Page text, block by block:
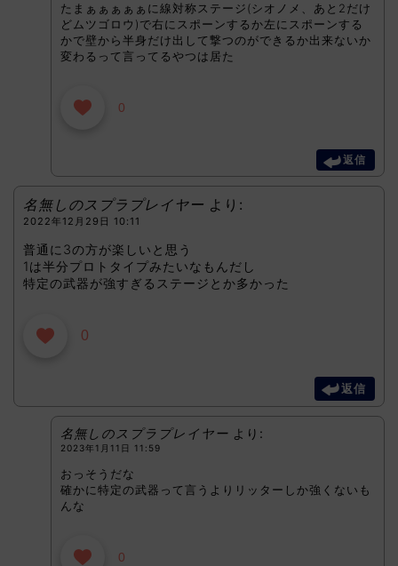
たまぁぁぁぁぁに線対称ステージ(シオノメ、あと2だけ
どムツゴロウ)で右にスポーンするか左にスポーンする
かで壁から半身だけ出して撃つのができるか出来ないか
変わるって言ってるやつは居た
0
返信
名無しのスプラプレイヤー より:
2022年12月29日 10:11
普通に3の方が楽しいと思う
1は半分プロトタイプみたいなもんだし
特定の武器が強すぎるステージとか多かった
0
返信
名無しのスプラプレイヤー より:
2023年1月11日 11:59
おっそうだな
確かに特定の武器って言うよりリッターしか強くないも
んな
0